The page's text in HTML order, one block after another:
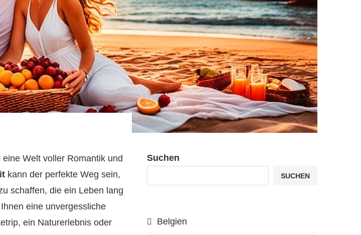
Welt voller Romantik und
kann der perfekte Weg sein,
schaffen, die ein Leben lang
eine unvergessliche
ein Naturerlebnis oder
Suchen
SUCHEN
Belgien